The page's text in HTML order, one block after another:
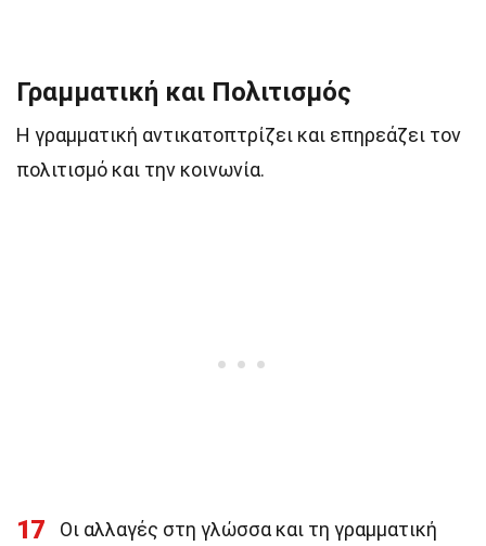
Γραμματική και Πολιτισμός
Η γραμματική αντικατοπτρίζει και επηρεάζει τον
πολιτισμό και την κοινωνία.
17
Οι αλλαγές στη γλώσσα και τη γραμματική